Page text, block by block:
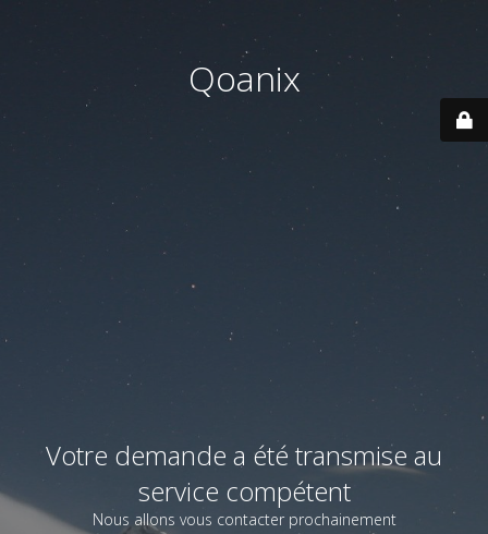
Qoanix
Votre demande a été transmise au
service compétent
Nous allons vous contacter prochainement